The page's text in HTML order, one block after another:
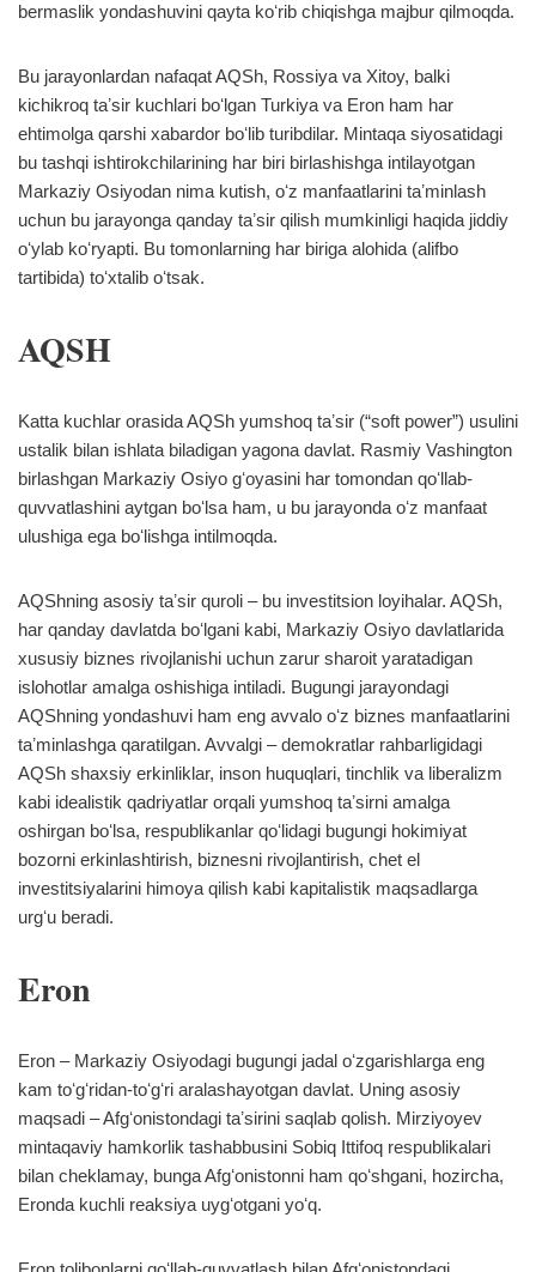
bermaslik yondashuvini qayta koʻrib chiqishga majbur qilmoqda.
Bu jarayonlardan nafaqat AQSh, Rossiya va Xitoy, balki
kichikroq taʼsir kuchlari boʻlgan Turkiya va Eron ham har
ehtimolga qarshi xabardor boʻlib turibdilar. Mintaqa siyosatidagi
bu tashqi ishtirokchilarining har biri birlashishga intilayotgan
Markaziy Osiyodan nima kutish, oʻz manfaatlarini taʼminlash
uchun bu jarayonga qanday taʼsir qilish mumkinligi haqida jiddiy
oʻylab koʻryapti. Bu tomonlarning har biriga alohida (alifbo
tartibida) toʻxtalib oʻtsak.
AQSH
Katta kuchlar orasida AQSh yumshoq taʼsir (“soft power”) usulini
ustalik bilan ishlata biladigan yagona davlat. Rasmiy Vashington
birlashgan Markaziy Osiyo gʻoyasini har tomondan qoʻllab-
quvvatlashini aytgan boʻlsa ham, u bu jarayonda oʻz manfaat
ulushiga ega boʻlishga intilmoqda.
AQShning asosiy taʼsir quroli – bu investitsion loyihalar. AQSh,
har qanday davlatda boʻlgani kabi, Markaziy Osiyo davlatlarida
xususiy biznes rivojlanishi uchun zarur sharoit yaratadigan
islohotlar amalga oshishiga intiladi. Bugungi jarayondagi
AQShning yondashuvi ham eng avvalo oʻz biznes manfaatlarini
taʼminlashga qaratilgan. Avvalgi – demokratlar rahbarligidagi
AQSh shaxsiy erkinliklar, inson huquqlari, tinchlik va liberalizm
kabi idealistik qadriyatlar orqali yumshoq taʼsirni amalga
oshirgan boʻlsa, respublikanlar qoʻlidagi bugungi hokimiyat
bozorni erkinlashtirish, biznesni rivojlantirish, chet el
investitsiyalarini himoya qilish kabi kapitalistik maqsadlarga
urgʻu beradi.
Eron
Eron – Markaziy Osiyodagi bugungi jadal oʻzgarishlarga eng
kam toʻgʻridan-toʻgʻri aralashayotgan davlat. Uning asosiy
maqsadi – Afgʻonistondagi taʼsirini saqlab qolish. Mirziyoyev
mintaqaviy hamkorlik tashabbusini Sobiq Ittifoq respublikalari
bilan cheklamay, bunga Afgʻonistonni ham qoʻshgani, hozircha,
Eronda kuchli reaksiya uygʻotgani yoʻq.